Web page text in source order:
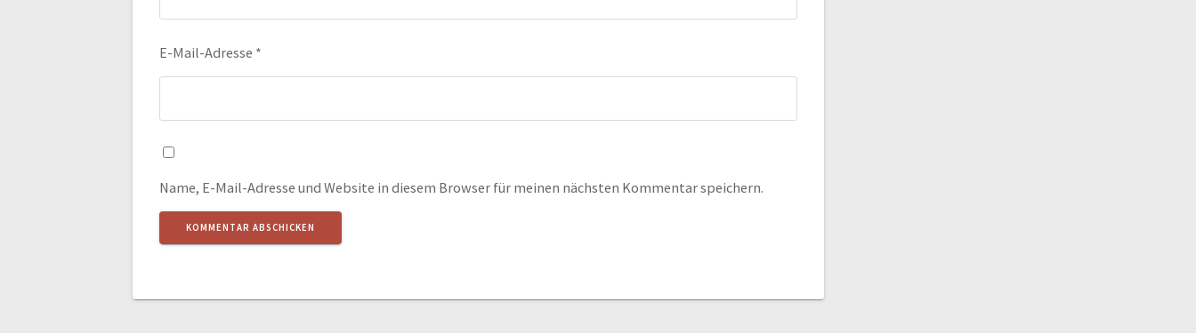
E-Mail-Adresse *
Name, E-Mail-Adresse und Website in diesem Browser für meinen nächsten Kommentar speichern.